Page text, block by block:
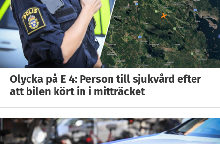
Olycka på E 4: Person till sjukvård efter
att bilen kört in i mitträcket